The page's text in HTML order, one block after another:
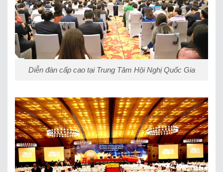
Diễn đàn cấp cao tại Trung Tâm Hội Nghị Quốc Gia